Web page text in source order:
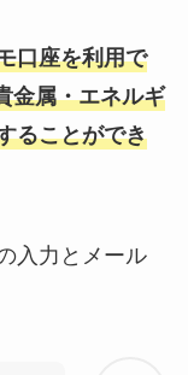
口座を利用で
金属・エネルギ
ることができ
入力とメール